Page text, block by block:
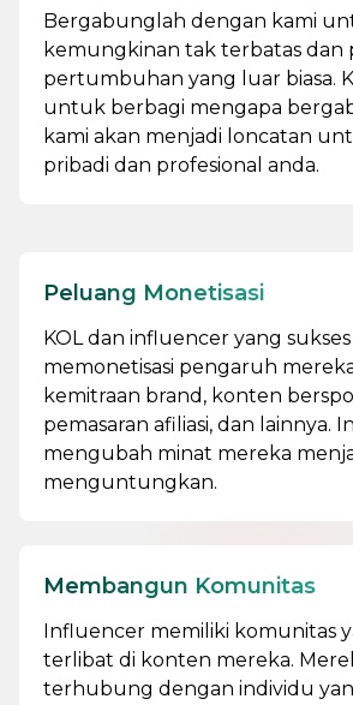
Bergabunglah dengan kami
kemungkinan tak terbatas dan
pertumbuhan yang luar biasa.
untuk berbagi mengapa
kami akan menjadi loncatan
pribadi dan profesional anda.
Peluang Monetisasi
KOL dan influencer yang
memonetisasi pengaruh
kemitraan brand, konten
pemasaran afiliasi, dan lainnya.
mengubah minat mereka
menguntungkan.
Membangun Komunitas
Influencer memiliki komunitas
terlibat di konten mereka.
terhubung dengan individu